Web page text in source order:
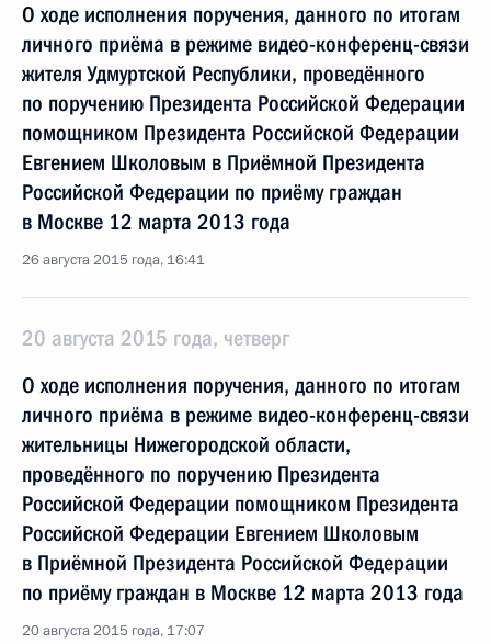
О ходе исполнения поручения, данного по итогам
личного приёма в режиме видео-конференц-связи
жителя Удмуртской Республики, проведённого
по поручению Президента Российской Федерации
помощником Президента Российской Федерации
Евгением Школовым в Приёмной Президента
Российской Федерации по приёму граждан
в Москве 12 марта 2013 года
26 августа 2015 года, 16:41
20 августа 2015 года, четверг
О ходе исполнения поручения, данного по итогам
личного приёма в режиме видео-конференц-связи
жительницы Нижегородской области,
проведённого по поручению Президента
Российской Федерации помощником Президента
Российской Федерации Евгением Школовым
в Приёмной Президента Российской Федерации
по приёму граждан в Москве 12 марта 2013 года
20 августа 2015 года, 17:07